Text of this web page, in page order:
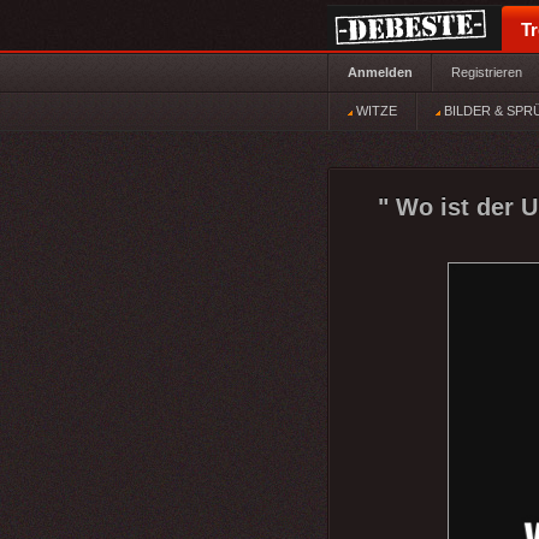
Anmelden Registrieren
WITZE BILDER &
" Wo ist der